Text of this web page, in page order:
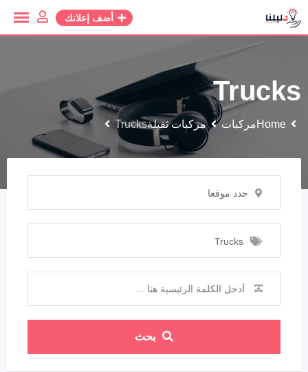
أضف إعلانك
Trucks
Homeمركبات مركبات ثقيلةTrucks
حدد موقعا
Trucks
بحث